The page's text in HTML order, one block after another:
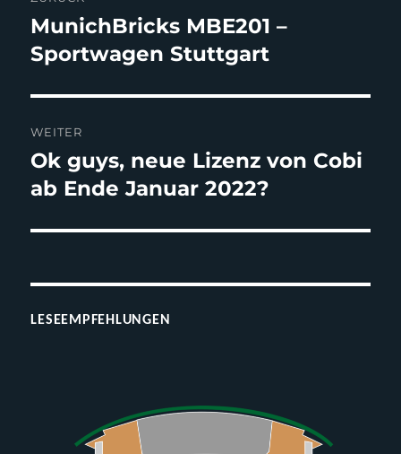
Vorheriger
Beitrag:
MunichBricks MBE201 –
Sportwagen Stuttgart
WEITER
Nächster
Beitrag:
Ok guys, neue Lizenz von Cobi
ab Ende Januar 2022?
LESEEMPFEHLUNGEN